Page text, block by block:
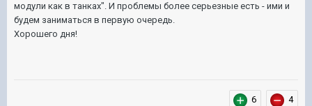
модули как в танках". И проблемы более серьезные есть - ими и
будем заниматься в первую очередь.
Хорошего дня!
6 4